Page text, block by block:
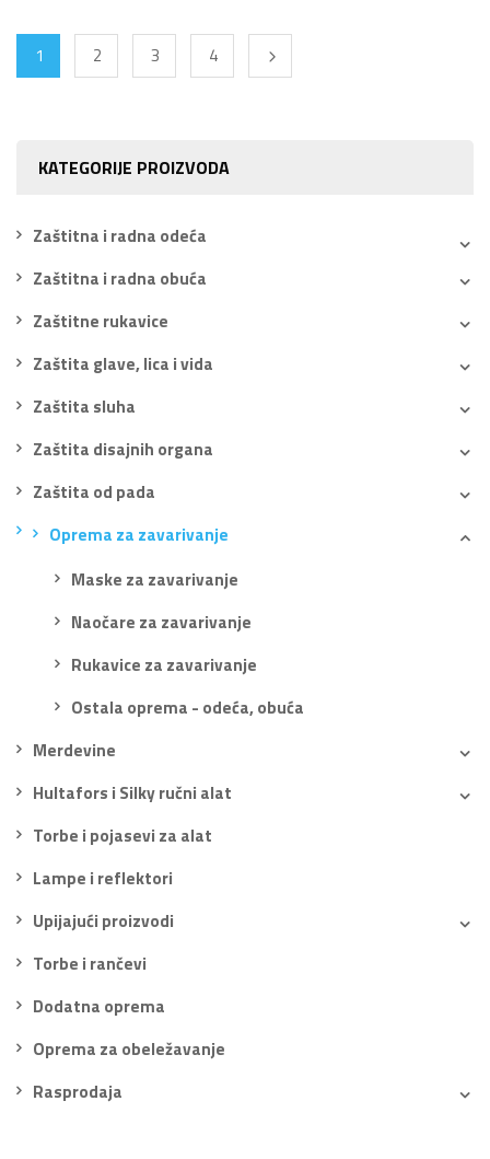
KATEGORIJE PROIZVODA
Zaštitna i radna odeća
Zaštitna i radna obuća
Zaštitne rukavice
Zaštita glave, lica i vida
Zaštita sluha
Zaštita disajnih organa
Zaštita od pada
Oprema za zavarivanje
Maske za zavarivanje
Naočare za zavarivanje
Rukavice za zavarivanje
Ostala oprema - odeća, obuća
Merdevine
Hultafors i Silky ručni alat
Torbe i pojasevi za alat
Lampe i reflektori
Upijajući proizvodi
Torbe i rančevi
Dodatna oprema
Oprema za obeležavanje
Rasprodaja
1 2 3 4